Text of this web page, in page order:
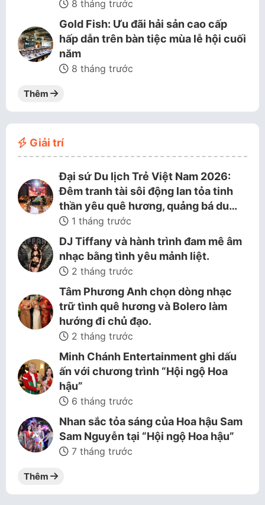
8 tháng trước
Gold Fish: Ưu đãi hải sản cao cấp
hấp dẫn trên bàn tiệc mùa lễ hội cuối
năm
8 tháng trước
Thêm
Giải trí
Đại sứ Du lịch Trẻ Việt Nam 2026:
Đêm tranh tài sôi động lan tỏa tinh
thần yêu quê hương, quảng bá du…
1 tháng trước
DJ Tiffany và hành trình đam mê âm
nhạc bằng tình yêu mảnh liệt.
2 tháng trước
Tâm Phương Anh chọn dòng nhạc
trữ tình quê hương và Bolero làm
hướng đi chủ đạo.
2 tháng trước
Minh Chánh Entertainment ghi dấu
ấn với chương trình “Hội ngộ Hoa
hậu”
6 tháng trước
Nhan sắc tỏa sáng của Hoa hậu Sam
Sam Nguyễn tại “Hội ngộ Hoa hậu”
7 tháng trước
Thêm